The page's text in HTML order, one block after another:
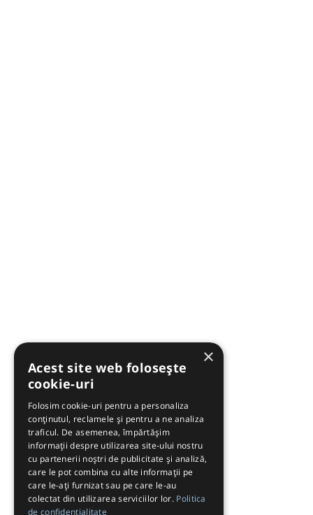
×
Acest site web folosește
cookie-uri
Folosim cookie-uri pentru a personaliza
conținutul, reclamele și pentru a ne analiza
traficul. De asemenea, împărtășim
informații despre utilizarea site-ului nostru
cu partenerii noștri de publicitate și analiză,
care le pot combina cu alte informații pe
care le-ați furnizat sau pe care le-au
colectat din utilizarea serviciilor lor. Politica
de confidențialitate